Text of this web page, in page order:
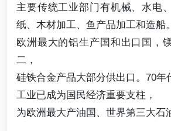
主要传统工业部门有机械、水电
纸、木材加工、鱼产品加工和造船。
欧洲最大的铝生产国和出口国，
二，
硅铁合金产品大部分供出口。70年
工业已成为国民经济重要支柱，
为欧洲最大产油国、世界第三大石